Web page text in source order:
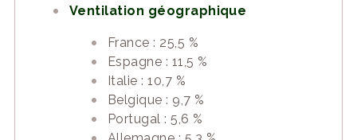
Ventilation géographique
France : 25,5 %
Espagne : 11,5 %
Italie : 10,7 %
Belgique : 9,7 %
Portugal : 5,6 %